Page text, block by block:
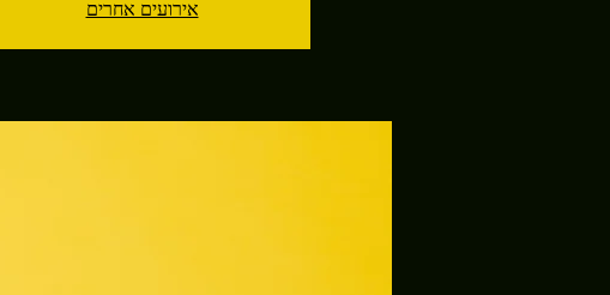
אירועים אחרים